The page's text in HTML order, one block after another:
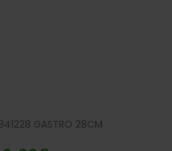
GASTRO 28CM